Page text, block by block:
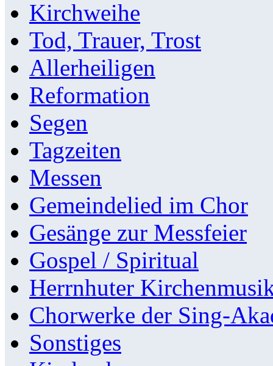
Kirchweihe
Tod, Trauer, Trost
Allerheiligen
Reformation
Segen
Tagzeiten
Messen
Gemeindelied im Chor
Gesänge zur Messfeier
Gospel / Spiritual
Herrnhuter
Chorwerke der Sing-
Sonstiges